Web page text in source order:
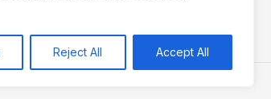
Reject All Accept All